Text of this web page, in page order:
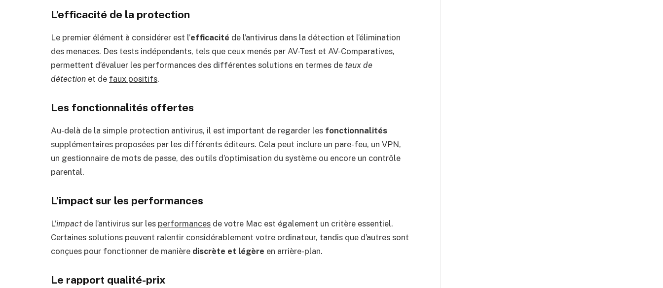
L’efficacité de la protection
Le premier élément à considérer est l’efficacité de l’antivirus dans la détection et l’élimination
des menaces. Des tests indépendants, tels que ceux menés par AV-Test et AV-Comparatives,
permettent d’évaluer les performances des différentes solutions en termes de taux de
détection et de faux positifs.
Les fonctionnalités offertes
Au-delà de la simple protection antivirus, il est important de regarder les fonctionnalités
supplémentaires proposées par les différents éditeurs. Cela peut inclure un pare-feu, un VPN,
un gestionnaire de mots de passe, des outils d’optimisation du système ou encore un contrôle
parental.
L’impact sur les performances
L’impact de l’antivirus sur les performances de votre Mac est également un critère essentiel.
Certaines solutions peuvent ralentir considérablement votre ordinateur, tandis que d’autres sont
conçues pour fonctionner de manière discrète et légère en arrière-plan.
Le rapport qualité-prix